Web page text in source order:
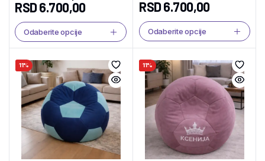
RSD6.700,00
Odaberite opcije
RSD6.700,00
Odaberite opcije
11% 11%